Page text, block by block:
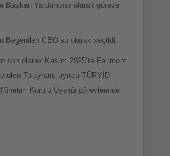
Yardımcısı olarak göreve
Beğenilen CEO’su olarak seçildi.
son olarak Kasım 2025’te Fairmont
Talayhan, ayrıca TÜRYİD
Kurulu Üyeliği görevlerinde